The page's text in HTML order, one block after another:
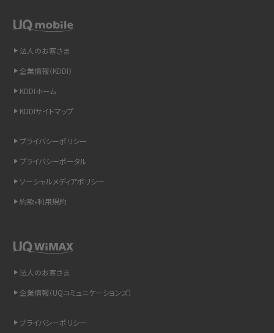
LINEの通知がこない時の原因と対処法9選！設定の確認手順も解説
非通知設定とは？184で電話をかける方法やiPhone・Androidの設定を解説
スマホのウィジェットとは？iPhone・Androidの設定方法やおススメを紹介
リプライ機能とは？LINE、X（旧Twitter）、Instagram、TikTokで送る方法を解説
インスタのDMの送り方は？便利機能の使い方や注意点をわかりやすく解説
Bluetooth®とは？Wi-Fiとの違いやスマホ・PCとの接続方法を解説
「iPhoneを探す」の使い方と設定方法を紹介！ブラウザやアプリから探す方法を
紹介
法人のお客さま
企業情報（KDDI）
KDDIホーム
KDDIサイトマップ
プライバシーポリシー
プライバシーポータル
ソーシャルメディアポリシー
約款•利用規約
法人のお客さま
企業情報（UQコミュニケーションズ）
プライバシーポリシー